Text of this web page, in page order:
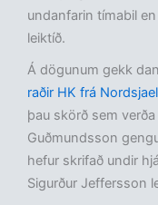
undanfarin tímabil
leiktíð.
Á dögunum gekk
raðir HK frá
þau skörð sem
Guðmundsson
hefur skrifað undir
Sigurður Jeffersson